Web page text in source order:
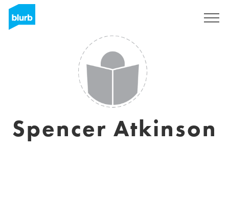
Spencer Atkinson